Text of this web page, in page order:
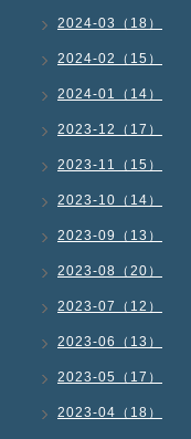
2024-03（18）
2024-02（15）
2024-01（14）
2023-12（17）
2023-11（15）
2023-10（14）
2023-09（13）
2023-08（20）
2023-07（12）
2023-06（13）
2023-05（17）
2023-04（18）